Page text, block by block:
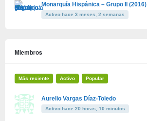
Monarquía Hispánica – Grupo II (2016)
Activo hace 3 meses, 2 semanas
Miembros
Más reciente Activo Popular
Aurelio Vargas Díaz-Toledo
Activo hace 20 horas, 10 minutos